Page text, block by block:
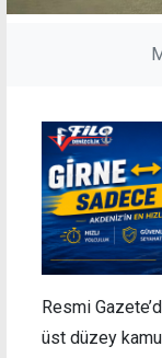
Resmi
üst düzey